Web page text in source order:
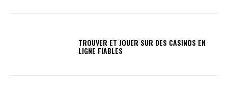
TROUVER ET JOUER SUR DES CASINOS EN
LIGNE FIABLES